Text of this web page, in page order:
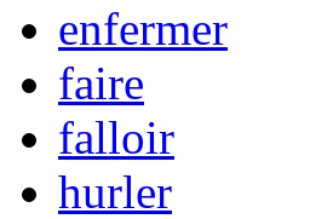
enfermer
faire
falloir
hurler